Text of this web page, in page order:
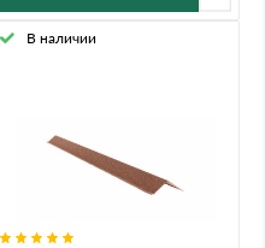
В наличии